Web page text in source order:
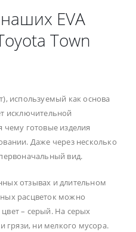
EVA
Town
используемый как основа
исключительной
чему готовые изделия
Даже через несколько
вид.
отзывах и длительном
расцветок можно
– серый. На серых
грязи, ни мелкого мусора.